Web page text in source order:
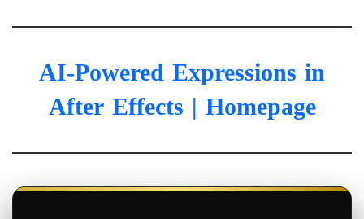
AI-Powered Expressions in
After Effects | Homepage